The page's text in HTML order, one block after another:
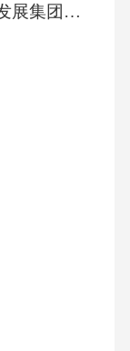
2025年河北衡水湖文化旅游发展集团有限公司岗位招聘15人笔试历年典型考点题库附带答案详解